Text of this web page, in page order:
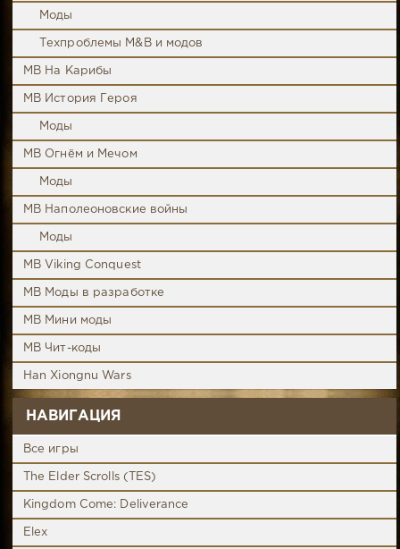
Моды
Техпроблемы M&B и модов
MB На Карибы
MB История Героя
Моды
MB Огнём и Мечом
Моды
MB Наполеоновские войны
Моды
MB Viking Conquest
MB Моды в разработке
MB Мини моды
MB Чит-коды
Han Xiongnu Wars
НАВИГАЦИЯ
Все игры
The Elder Scrolls (TES)
Kingdom Come: Deliverance
Elex